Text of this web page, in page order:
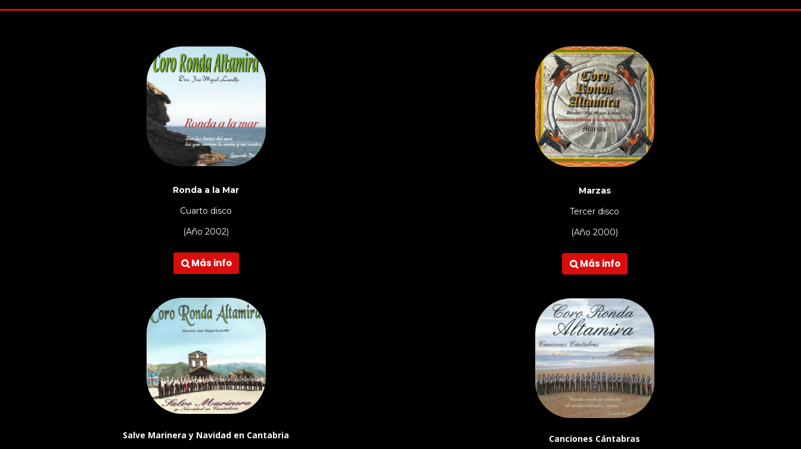
Ronda a la Mar
Cuarto disco
(Año 2002)
Más info
Salve Marinera y Navidad en Cantabria
Marzas
Tercer disco
(Año 2000)
Más info
Canciones Cántabras